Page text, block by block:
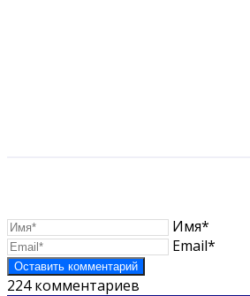
Имя*
Email*
224комментариев